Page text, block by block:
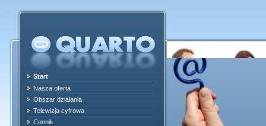
Start
Nasza oferta
Obszar działania
Telewizja cyfrowa
Cennik